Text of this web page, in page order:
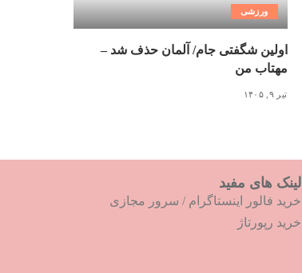
ورزشی
اولین شگفتی جام/ آلمان حذف شد –
مهتاب من
تیر ۹, ۱۴۰۵
لینک های مفید
خرید فالور اینستاگرام / سرور مجازی
خرید رپورتاژ